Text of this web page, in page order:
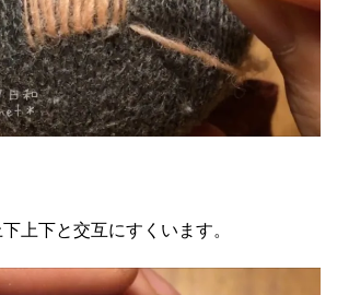
上下と交互にすくいます。